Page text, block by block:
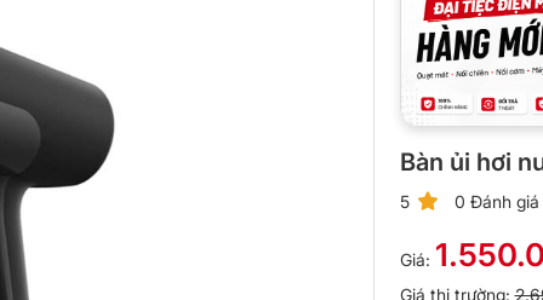
Bàn ủi hơi
5 0 Đánh giá
Giá:
Giá thị trường: